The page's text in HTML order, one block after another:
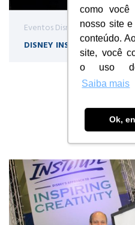
como você
nosso site
conteúdo.
site, você
o uso
Saiba mais
Ok,
Eventos Disney Institute no
DISNEY INSTITUTE SÃO